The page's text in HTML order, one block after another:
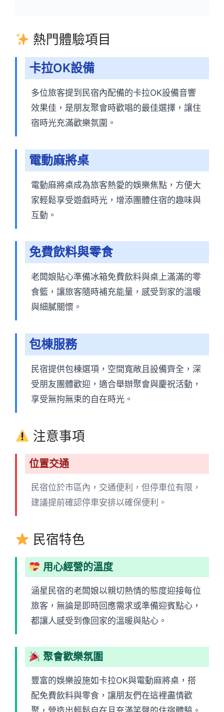
熱門體驗項目
卡拉OK設備
多位旅客提到民宿內配備的卡拉OK設備音響
效果佳，是朋友聚會時歡唱的最佳選擇，讓住
宿時光充滿歡樂氛圍。
電動麻將桌
電動麻將桌成為旅客熱愛的娛樂焦點，方便大
家輕鬆享受遊戲時光，增添團體住宿的趣味與
互動。
免費飲料與零食
老闆娘貼心準備冰箱免費飲料與桌上滿滿的零
食籃，讓旅客隨時補充能量，感受到家的溫暖
與細膩關懷。
包棟服務
民宿提供包棟選項，空間寬敞且設備齊全，深
受朋友團體歡迎，適合舉辦聚會與慶祝活動，
享受無拘無束的自在時光。
注意事項
位置交通
民宿位於市區內，交通便利，但停車位有限，
建議提前確認停車安排以確保便利。
民宿特色
用心經營的溫度
涵星民宿的老闆娘以親切熱情的態度迎接每位
旅客，無論是即時回應需求或準備迎賓點心，
都讓人感受到像回家的溫暖與貼心。
聚會歡樂氛圍
豐富的娛樂設施如卡拉OK與電動麻將桌，搭
配免費飲料與零食，讓朋友們在這裡盡情歡